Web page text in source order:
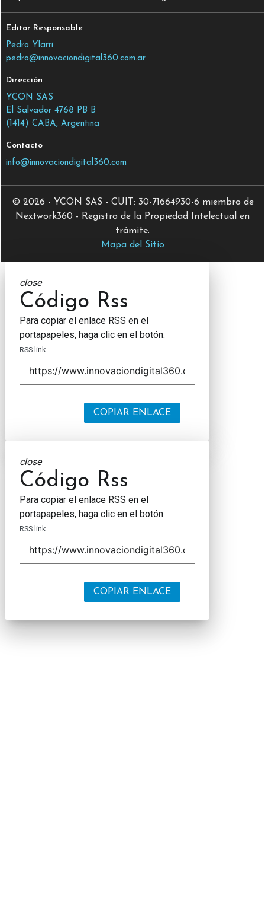
Editor Responsable
Pedro Ylarri
pedro@innovaciondigital360.com.ar
Dirección
YCON SAS
El Salvador 4768 PB B
(1414) CABA, Argentina
Contacto
info@innovaciondigital360.com
© 2026 - YCON SAS - CUIT: 30-71664930-6 miembro de
Nextwork360 - Registro de la Propiedad Intelectual en
trámite.
Mapa del Sitio
close
Código Rss
Para copiar el enlace RSS en el
portapapeles, haga clic en el botón.
RSS link
COPIAR ENLACE
close
Código Rss
Para copiar el enlace RSS en el
portapapeles, haga clic en el botón.
RSS link
COPIAR ENLACE